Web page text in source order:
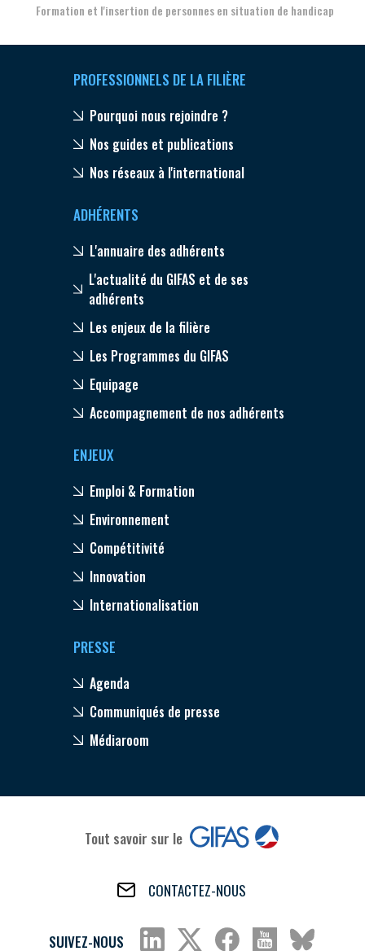
Formation et l'insertion de personnes en situation de handicap
PROFESSIONNELS DE LA FILIÈRE
Pourquoi nous rejoindre ?
Nos guides et publications
Nos réseaux à l'international
ADHÉRENTS
L'annuaire des adhérents
L'actualité du GIFAS et de ses
adhérents
Les enjeux de la filière
Les Programmes du GIFAS
Equipage
Accompagnement de nos adhérents
ENJEUX
Emploi & Formation
Environnement
Compétitivité
Innovation
Internationalisation
PRESSE
Agenda
Communiqués de presse
Médiaroom
Tout savoir sur le
CONTACTEZ-NOUS
SUIVEZ-NOUS